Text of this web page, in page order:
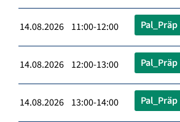
14.08.2026 11:00-12:00 Pal_Präp
14.08.2026 12:00-13:00 Pal_Präp
14.08.2026 13:00-14:00 Pal_Präp